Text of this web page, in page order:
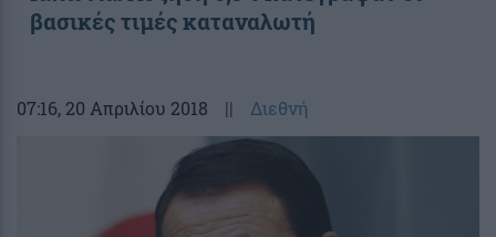
βασικές τιμές καταναλωτή
07:16, 20 Απριλίου 2018 || Διεθνή